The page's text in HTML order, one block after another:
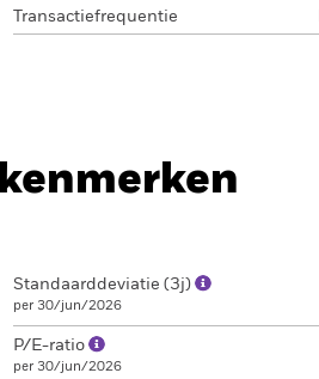
Transactiefrequentie
Standaarddeviatie (3j)
per 30/jun/2026
P/E-ratio
per 30/jun/2026